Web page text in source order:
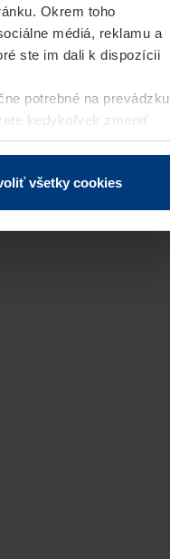
Okrem toho
médiá, reklamu a
ste im dali k dispozícii
potrebné na prevádzku
kedykoľvek zmeniť
stránky.
všetky cookies